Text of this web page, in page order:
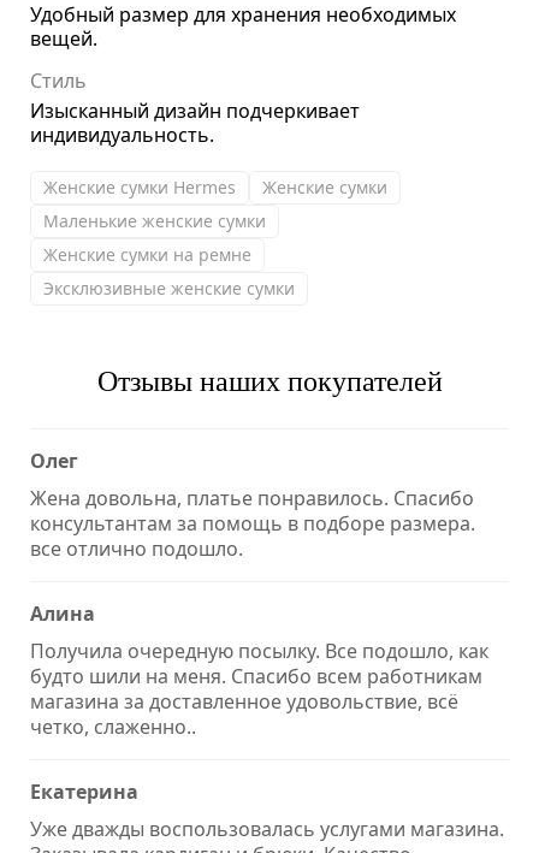
Удобный размер для хранения необходимых
вещей.
Стиль
Изысканный дизайн подчеркивает
индивидуальность.
Женские сумки Hermes
Женские сумки
Маленькие женские сумки
Женские сумки на ремне
Эксклюзивные женские сумки
Отзывы наших покупателей
Олег
Жена довольна, платье понравилось. Спасибо
консультантам за помощь в подборе размера.
все отлично подошло.
Алина
Получила очередную посылку. Все подошло, как
будто шили на меня. Спасибо всем работникам
магазина за доставленное удовольствие, всё
четко, слаженно..
Екатерина
Уже дважды воспользовалась услугами магазина.